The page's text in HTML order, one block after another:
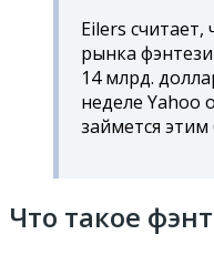
Eilers считает,
рынка
14 млрд.
неделе Yahoo
займется этим
Что такое